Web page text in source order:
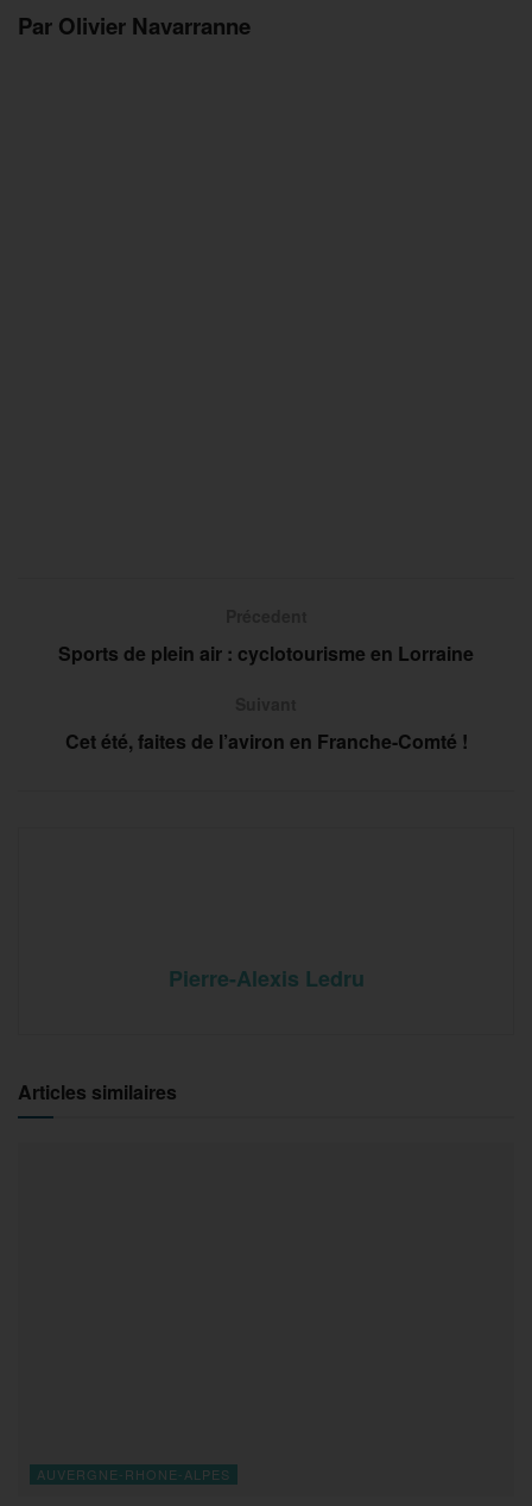
Par Olivier Navarranne
Sports de plein air : cyclotourisme en Lorraine
Cet été, faites de l’aviron en Franche-Comté !
Pierre-Alexis Ledru
Articles similaires
AUVERGNE-RHONE-ALPES